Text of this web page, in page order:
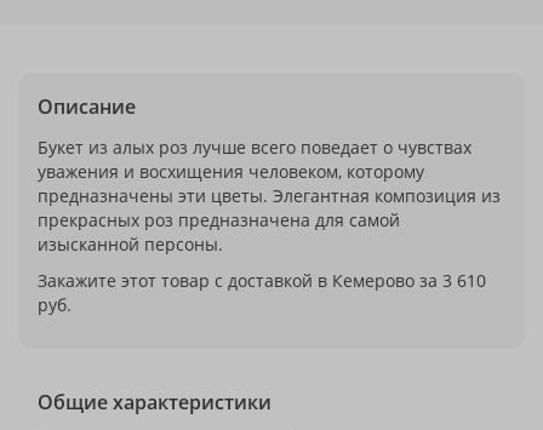
Описание
Букет из алых роз лучше всего поведает о чувствах
уважения и восхищения человеком, которому
предназначены эти цветы. Элегантная композиция из
прекрасных роз предназначена для самой
изысканной персоны.
Закажите этот товар с доставкой в Кемерово за 3 610
руб.
Общие характеристики